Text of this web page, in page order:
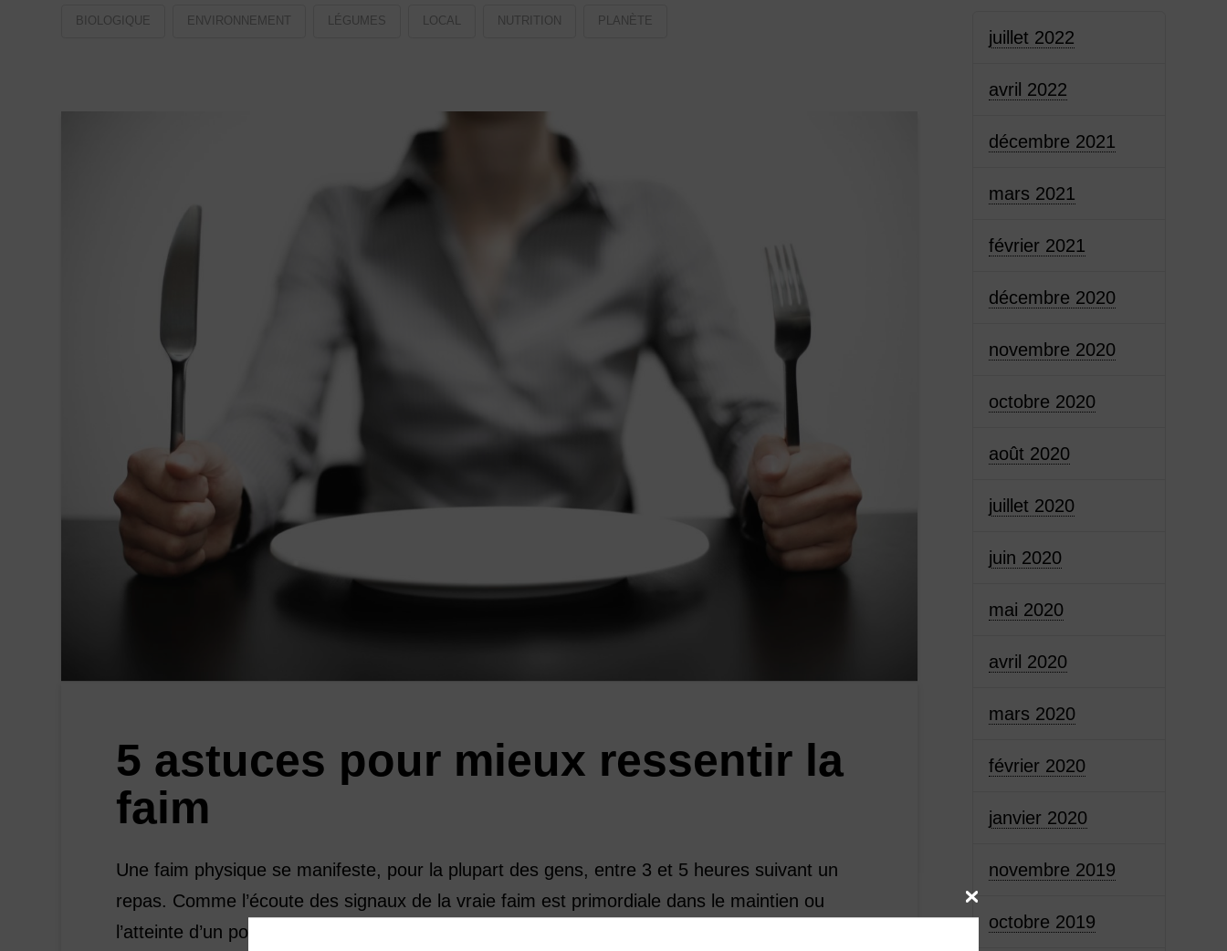
BIOLOGIQUE ENVIRONNEMENT LÉGUMES LOCAL NUTRITION PLANÈTE
5 astuces pour mieux ressentir la
faim
Une faim physique se manifeste, pour la plupart des gens, entre 3 et 5 heures suivant un
repas. Comme l’écoute des signaux de la vraie faim est primordiale dans le maintien ou
l’atteinte d’un poids santé, voici quelques trucs pour mieux la ressentir: 1.Reconnaître les
juillet 2022
avril 2022
décembre 2021
mars 2021
février 2021
décembre 2020
novembre 2020
octobre 2020
août 2020
juillet 2020
juin 2020
mai 2020
avril 2020
mars 2020
février 2020
janvier 2020
novembre 2019
octobre 2019